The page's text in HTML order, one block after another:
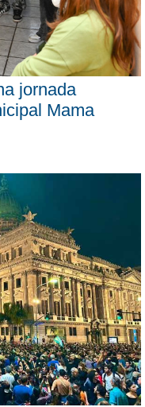
jornada
Mama